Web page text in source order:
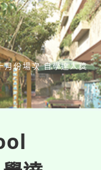
月份場次 自學達人獎